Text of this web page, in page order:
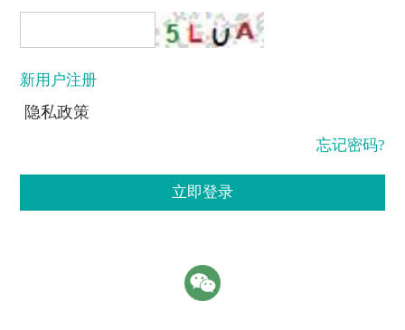
新用户注册
隐私政策
忘记密码?
立即登录